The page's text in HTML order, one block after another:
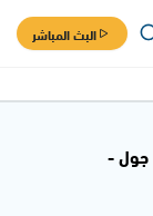
البث المباشر
جول -